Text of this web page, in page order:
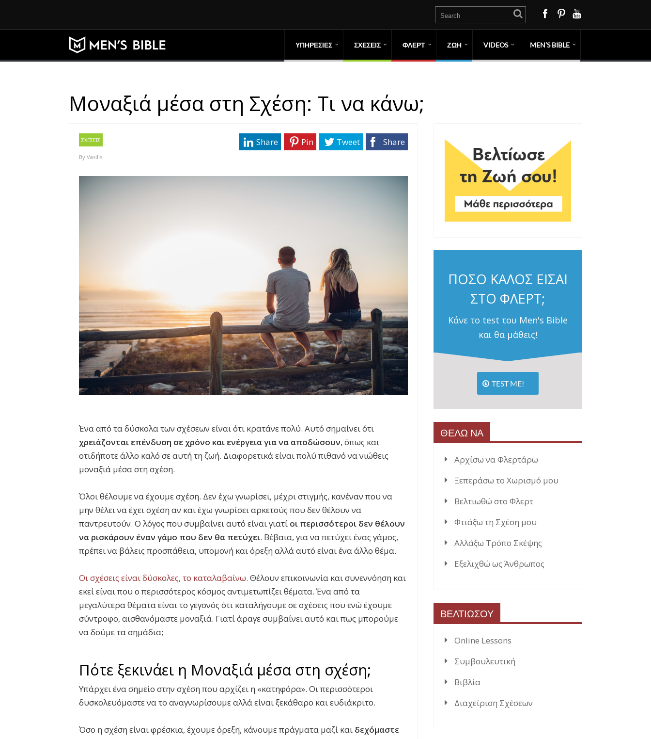
ΥΠΗΡΕΣΙΕΣ ΣΧΕΣΕΙΣ ΦΛΕΡΤ ΖΩΗ VIDEOS MEN’S BIBLE
Μοναξιά μέσα στη Σχέση: Τι να κάνω;
ΣΧΕΣΕΙΣ
By Vasilis
Share
Tweet
Pin
Share
Ένα από τα δύσκολα των σχέσεων είναι ότι κρατάνε πολύ. Αυτό σημαίνει ότι
χρειάζονται επένδυση σε χρόνο και ενέργεια για να αποδώσουν, όπως και
οτιδήποτε άλλο καλό σε αυτή τη ζωή. Διαφορετικά είναι πολύ πιθανό να νιώθεις
μοναξιά μέσα στη σχέση.
Όλοι θέλουμε να έχουμε σχέση. Δεν έχω γνωρίσει, μέχρι στιγμής, κανέναν που να
μην θέλει να έχει σχέση αν και έχω γνωρίσει αρκετούς που δεν θέλουν να
παντρευτούν. Ο λόγος που συμβαίνει αυτό είναι γιατί οι περισσότεροι δεν θέλουν
να ρισκάρουν έναν γάμο που δεν θα πετύχει. Βέβαια, για να πετύχει ένας γάμος,
πρέπει να βάλεις προσπάθεια, υπομονή και όρεξη αλλά αυτό είναι ένα άλλο θέμα.
Οι σχέσεις είναι δύσκολες, το καταλαβαίνω. Θέλουν επικοινωνία και συνεννόηση και
εκεί είναι που ο περισσότερος κόσμος αντιμετωπίζει θέματα. Ένα από τα
μεγαλύτερα θέματα είναι το γεγονός ότι καταλήγουμε σε σχέσεις που ενώ έχουμε
σύντροφο, αισθανόμαστε μοναξιά. Γιατί άραγε συμβαίνει αυτό και πως μπορούμε
να δούμε τα σημάδια;
Πότε ξεκινάει η Μοναξιά μέσα στη σχέση;
Υπάρχει ένα σημείο στην σχέση που αρχίζει η «κατηφόρα». Οι περισσότεροι
δυσκολευόμαστε να το αναγνωρίσουμε αλλά είναι ξεκάθαρο και ευδιάκριτο.
Όσο η σχέση είναι φρέσκια, έχουμε όρεξη, κάνουμε πράγματα μαζί και δεχόμαστε
ΠΟΣΟ ΚΑΛΟΣ ΕΙΣΑΙ
ΣΤΟ ΦΛΕΡΤ;
Κάνε το test του Men's Bible
και θα μάθεις!
TEST ME!
ΘΕΛΩ ΝΑ
Αρχίσω να Φλερτάρω
Ξεπεράσω το Χωρισμό μου
Βελτιωθώ στο Φλερτ
Φτιάξω τη Σχέση μου
Αλλάξω Τρόπο Σκέψης
Εξελιχθώ ως Άνθρωπος
ΒΕΛΤΙΩΣΟΥ
Online Lessons
Συμβουλευτική
Βιβλία
Διαχείριση Σχέσεων